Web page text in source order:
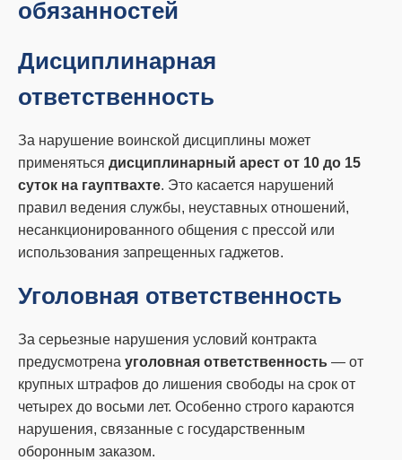
обязанностей
Дисциплинарная
ответственность
За нарушение воинской дисциплины может
применяться дисциплинарный арест от 10 до 15
суток на гауптвахте. Это касается нарушений
правил ведения службы, неуставных отношений,
несанкционированного общения с прессой или
использования запрещенных гаджетов.
Уголовная ответственность
За серьезные нарушения условий контракта
предусмотрена уголовная ответственность — от
крупных штрафов до лишения свободы на срок от
четырех до восьми лет. Особенно строго караются
нарушения, связанные с государственным
оборонным заказом.